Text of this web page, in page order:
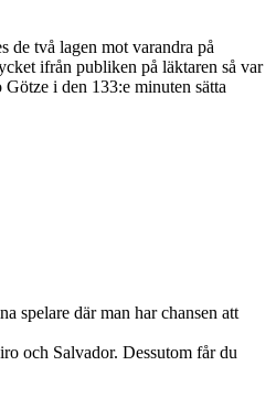
de två lagen mot varandra på
ifrån publiken på läktaren så var
i den 133:e minuten sätta
spelare där man har chansen att
och Salvador. Dessutom får du